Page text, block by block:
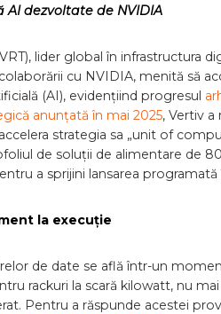
dezvoltate de NVIDIA
lider global în infrastructura
cu NVIDIA, menită să
(AI), evidențiind progresul
anunțată în mai 2025, Vertiv
strategia sa „unit of
de soluții de alimentare de
a sprijini lansarea
la execuție
de date se află într-un
rackuri la scară kilowatt, nu
Pentru a răspunde acestei